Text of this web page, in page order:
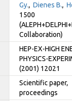
Gy.,Dienes B.,
1500
Collaboration)
HEP-EX-HIGH
PHYSICS-
(2001) 12021
Scientific paper,
proceedings